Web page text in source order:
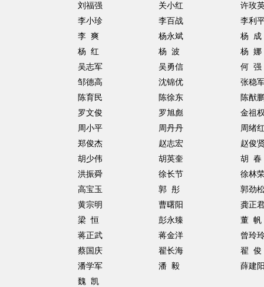
刘福强
关小红
许玫
李小珍
李百战
李利
李 爽
杨永斌
杨 成
杨 红
杨 波
杨 娜
吴志军
吴勇信
何 强
邹德高
沈锦优
张稳
陈育民
陈徐东
陈猷
罗文俊
罗旭彪
金祖
周小平
周丹丹
周绪
郑俊杰
赵志宏
赵俊
胡少伟
胡英奎
胡 春
洪振舜
徐长节
徐林
高宝玉
郭 彤
郭劲
黄宗明
曹曙阳
龚正
梁 恒
彭永臻
董 帆
蒋正武
蒋金洋
曾玲
蔡国庆
翟长海
翟 俊
潘学军
潘 毅
薛建
魏 凯